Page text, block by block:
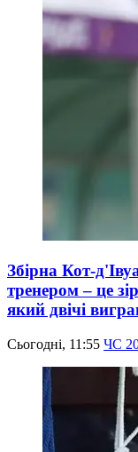
Збірна Кот-
тренером – це
який двічі
Сьогодні, 11:55 ЧС